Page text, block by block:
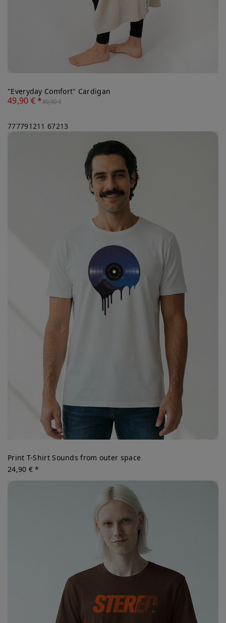
"Everyday Comfort" Cardigan
49,90 € *89,90 €
777791211 67213
Print T-Shirt Sounds from outer space
24,90 € *